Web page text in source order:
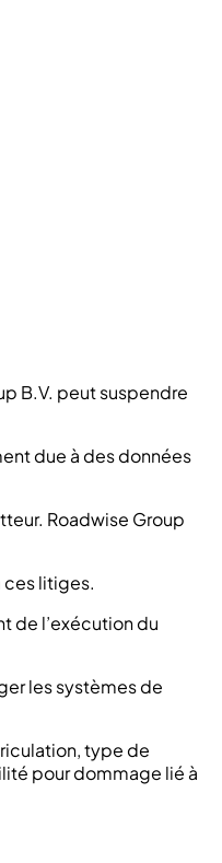
B.V. peut suspendre
due à des données
Roadwise Group
ces litiges.
de l’exécution du
les systèmes de
type de
pour dommage lié à